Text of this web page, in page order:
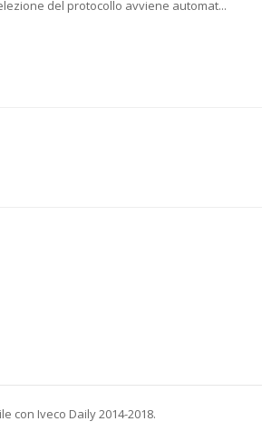
del protocollo avviene automat...
con Iveco Daily 2014-2018.